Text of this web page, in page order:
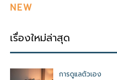
NEW
เรื่องใหม่ล่าสุด
การดูแลตัวเอง